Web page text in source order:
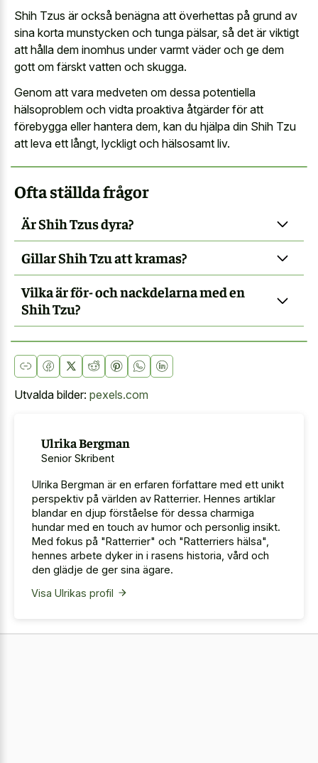
Shih Tzus är också benägna att överhettas på grund av
sina korta munstycken och tunga pälsar, så det är viktigt
att hålla dem inomhus under varmt väder och ge dem
gott om färskt vatten och skugga.
Genom att vara medveten om dessa potentiella
hälsoproblem och vidta proaktiva åtgärder för att
förebygga eller hantera dem, kan du hjälpa din Shih Tzu
att leva ett långt, lyckligt och hälsosamt liv.
Ofta ställda frågor
Är Shih Tzus dyra?
Gillar Shih Tzu att kramas?
Vilka är för- och nackdelarna med en
Shih Tzu?
Utvalda bilder: pexels.com
Ulrika Bergman
Senior Skribent
Ulrika Bergman är en erfaren författare med ett unikt
perspektiv på världen av Ratterrier. Hennes artiklar
blandar en djup förståelse för dessa charmiga
hundar med en touch av humor och personlig insikt.
Med fokus på "Ratterrier" och "Ratterriers hälsa",
hennes arbete dyker in i rasens historia, vård och
den glädje de ger sina ägare.
Visa Ulrikas profil